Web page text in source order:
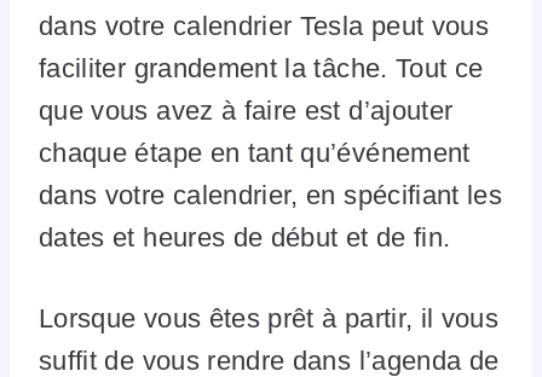
dans votre calendrier Tesla peut vous
faciliter grandement la tâche. Tout ce
que vous avez à faire est d’ajouter
chaque étape en tant qu’événement
dans votre calendrier, en spécifiant les
dates et heures de début et de fin.
Lorsque vous êtes prêt à partir, il vous
suffit de vous rendre dans l’agenda de